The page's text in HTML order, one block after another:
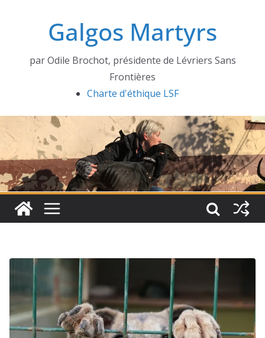
Galgos Martyrs
par Odile Brochot, présidente de Lévriers Sans
Frontières
Charte d'éthique LSF